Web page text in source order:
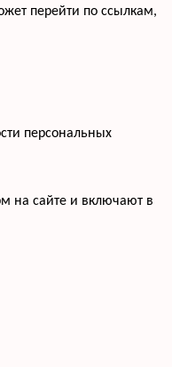
перейти по ссылкам,
персональных
на сайте и включают в